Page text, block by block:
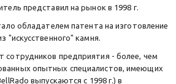
представил на рынок в 1998 г.
обладателем патента на изготовление
"искусственного" камня.
сотрудников предприятия - более, чем
опытных специалистов, имеющих
выпускаются с 1998 г.) в